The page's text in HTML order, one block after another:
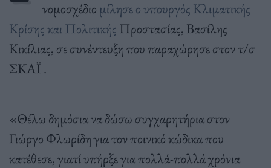
νομοσχέδιο μίλησε ο υπουργός Κλιματικής
Κρίσης και Πολιτικής Προστασίας, Βασίλης
Κικίλιας, σε συνέντευξη που παραχώρησε στον τ/σ
ΣΚΑΪ .
«Θέλω δημόσια να δώσω συγχαρητήρια στον
Γιώργο Φλωρίδη για τον ποινικό κώδικα που
κατέθεσε, γιατί υπήρξε για πολλά-πολλά χρόνια